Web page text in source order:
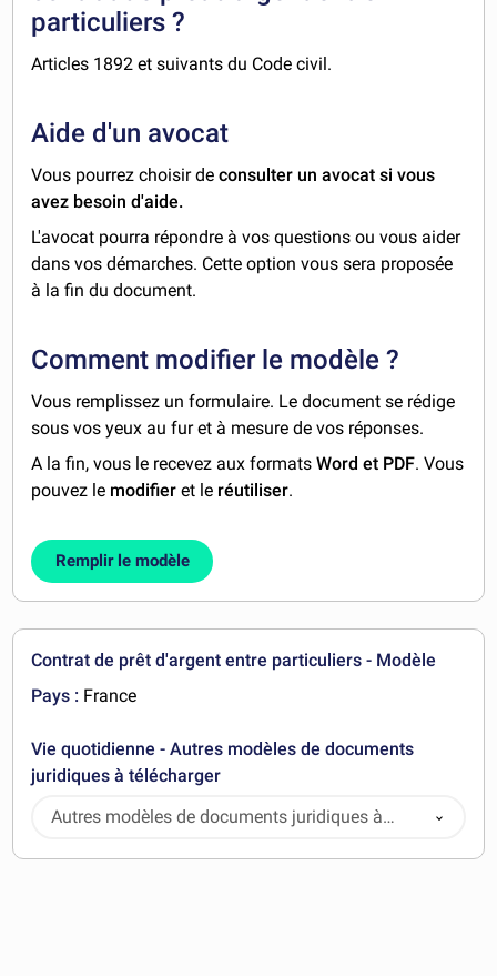
particuliers ?
Articles 1892 et suivants du Code civil.
Aide d'un avocat
Vous pourrez choisir deconsulter un avocat si vous
avez besoin d'aide.
L'avocat pourra répondre à vos questions ou vous aider
dans vos démarches. Cette option vous sera proposée
à la fin du document.
Comment modifier le modèle ?
Vous remplissez un formulaire. Le document se rédige
sous vos yeux au fur et à mesure de vos réponses.
A la fin, vous le recevez aux formatsWord et PDF. Vous
pouvez le modifier et le réutiliser.
Remplir le modèle
Contrat de prêt d'argent entre particuliers - Modèle
Pays : France
Vie quotidienne - Autres modèles de documents
juridiques à télécharger
Autres modèles de documents juridiques à
télécharger